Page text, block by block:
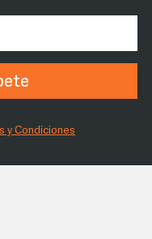
y Condiciones